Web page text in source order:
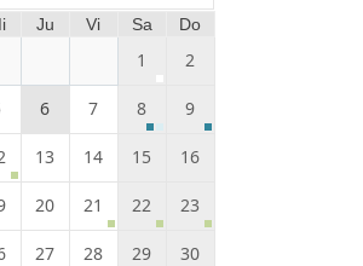
Ju Vi Sa Do
1 2
6 7 8 9
13 14 15 16
20 21 22 23
27 28 29 30